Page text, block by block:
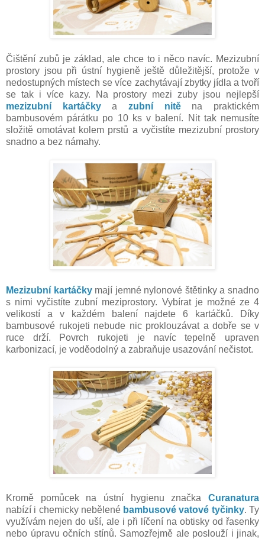
Čištění zubů je základ, ale chce to i něco navíc. Mezizubní
prostory jsou při ústní hygieně ještě důležitější, protože v
nedostupných místech se více zachytávají zbytky jídla a tvoří
se tak i více kazy. Na prostory mezi zuby jsou nejlepší
mezizubní kartáčkyazubní nitě
na praktickém
bambusovém párátku po 10 ks v balení. Nit tak nemusíte
složitě omotávat kolem prstů a vyčistíte mezizubní prostory
snadno a bez námahy.
Mezizubní kartáčkymají jemné nylonové štětinky a snadno
s nimi vyčistíte zubní meziprostory. Vybírat je možné ze 4
velikostí a v každém balení najdete 6 kartáčků. Díky
bambusové rukojeti nebude nic proklouzávat a dobře se v
ruce drží. Povrch rukojeti je navíc tepelně upraven
karbonizací, je voděodolný a zabraňuje usazování nečistot.
Kromě pomůcek na ústní hygienu značka Curanatura
nabízí i chemicky nebělené bambusové vatové tyčinky. Ty
využívám nejen do uší, ale i při líčení na obtisky od řasenky
nebo úpravu očních stínů. Samozřejmě ale poslouží i jinak,